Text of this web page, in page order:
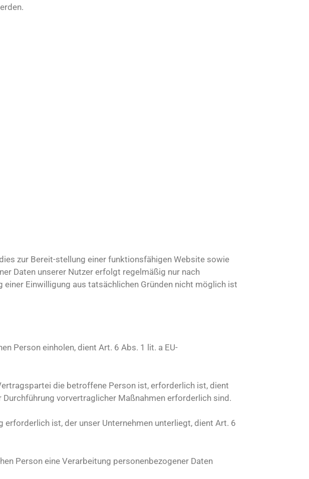
zur Bereit-stellung einer funktionsfähigen Website sowie
Daten unserer Nutzer erfolgt regelmäßig nur nach
einer Einwilligung aus tatsächlichen Gründen nicht möglich ist
Person einholen, dient Art. 6 Abs. 1 lit. a EU-
die betroffene Person ist, erforderlich ist, dient
vorvertraglicher Maßnahmen erforderlich sind.
ist, der unser Unternehmen unterliegt, dient Art. 6
Person eine Verarbeitung personenbezogener Daten